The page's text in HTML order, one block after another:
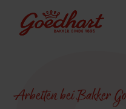
Arbeiten bei Bakker